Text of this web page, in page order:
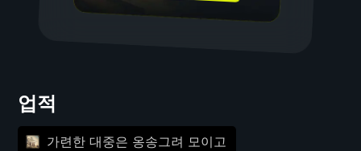
업적
가련한 대중은 옹송그려 모이고